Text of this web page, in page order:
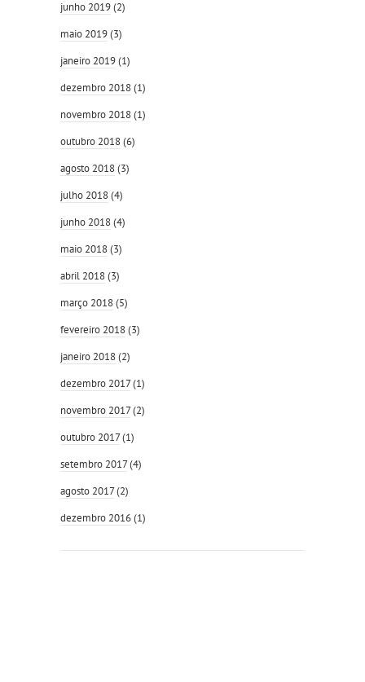
junho 2019(2)
maio 2019(3)
janeiro 2019(1)
dezembro 2018(1)
novembro 2018(1)
outubro 2018(6)
agosto 2018(3)
julho 2018(4)
junho 2018(4)
maio 2018(3)
abril 2018(3)
março 2018(5)
fevereiro 2018(3)
janeiro 2018(2)
dezembro 2017(1)
novembro 2017(2)
outubro 2017(1)
setembro 2017(4)
agosto 2017(2)
dezembro 2016(1)